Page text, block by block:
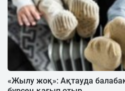
«Жылу жоқ»: Ақтауда